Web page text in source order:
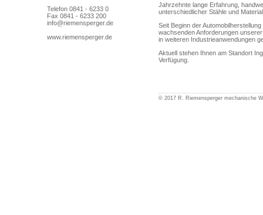
Telefon 0841 - 6233 0
Fax 0841 - 6233 200
info@riemensperger.de
www.riemensperger.de
Jahrzehnte lange Erfahrung,
unterschiedlicher Stähle und
Seit Beginn der
wachsenden Anforderungen
in weiteren Industrieanwendungen
Aktuell stehen Ihnen am Standort
Verfügung.
© 2017 R. Riemensperger mechanische